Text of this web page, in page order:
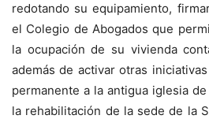
redotando su equipamiento,
el Colegio de Abogados que
la ocupación de su vivienda
además de activar otras
permanente a la antigua iglesia
la rehabilitación de la sede de la